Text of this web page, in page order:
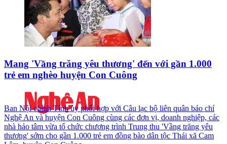
Mang 'Vầng trăng yêu thương' đến với gần 1.000
trẻ em nghèo huyện Con Cuông
Ban Nội chính Tỉnh ủy phối hợp với Câu lạc bộ liên quân báo chí
Nghệ An và huyện Con Cuông cùng các đơn vị, doanh nghiệp, các
nhà hảo tâm vừa tổ chức chương trình Trung thu 'Vầng trăng yêu
thương' sớm cho gần 1.000 trẻ em đồng bào dân tộc Thái xã Cam